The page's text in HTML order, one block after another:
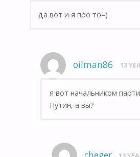
да вот и я про то=)
oilman86 13
я вот начальником
Путин, а вы?